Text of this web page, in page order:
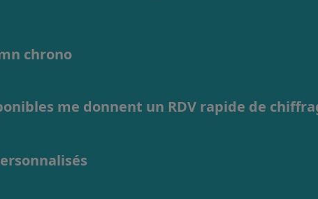
chrono
me donnent un RDV rapide de